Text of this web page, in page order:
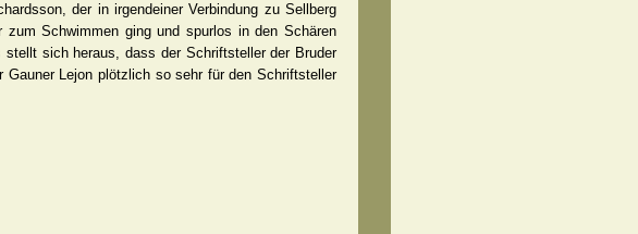
der in irgendeiner Verbindung zu Sellberg
Schwimmen ging und spurlos in den Schären
sich heraus, dass der Schriftsteller der Bruder
Lejon plötzlich so sehr für den Schriftsteller